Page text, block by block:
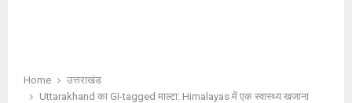
Home
उत्तराखंड
Uttarakhand का GI-tagged माल्टा: Himalayas में एक स्वास्थ्य खजाना